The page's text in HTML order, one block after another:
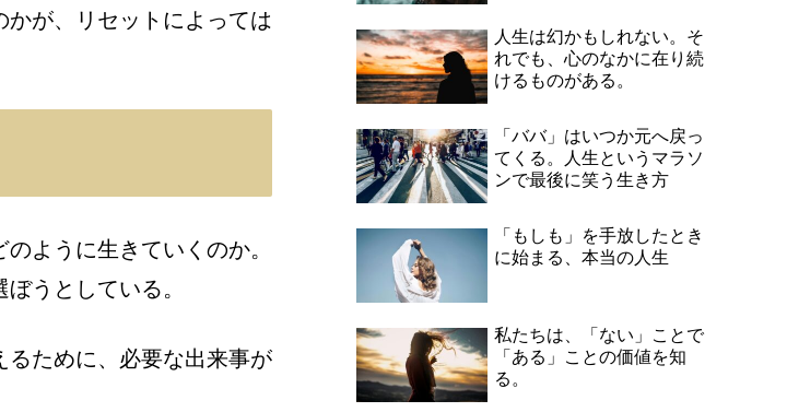
が、リセットによっては
ように生きていくのか。
うとしている。
ために、必要な出来事が
人生は幻かもしれない。そ
れでも、心のなかに在り続
けるものがある。
「ババ」はいつか元へ戻っ
てくる。人生というマラソ
ンで最後に笑う生き方
「もしも」を手放したとき
に始まる、本当の人生
私たちは、「ない」ことで
「ある」ことの価値を知
る。